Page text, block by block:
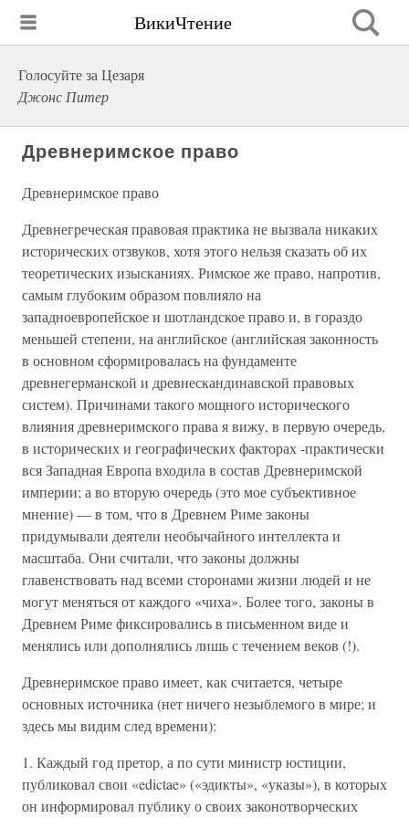
ВикиЧтение
Голосуйте за Цезаря
Джонс Питер
Древнеримское право
Древнеримское право
Древнегреческая правовая практика не вызвала никаких
исторических отзвуков, хотя этого нельзя сказать об их
теоретических изысканиях. Римское же право, напротив,
самым глубоким образом повлияло на
западноевропейское и шотландское право и, в гораздо
меньшей степени, на английское (английская законность
в основном сформировалась на фундаменте
древнегерманской и древнескандинавской правовых
систем). Причинами такого мощного исторического
влияния древнеримского права я вижу, в первую очередь,
в исторических и географических факторах -практически
вся Западная Европа входила в состав Древнеримской
империи; а во вторую очередь (это мое субъективное
мнение) — в том, что в Древнем Риме законы
придумывали деятели необычайного интеллекта и
масштаба. Они считали, что законы должны
главенствовать над всеми сторонами жизни людей и не
могут меняться от каждого «чиха». Более того, законы в
Древнем Риме фиксировались в письменном виде и
менялись или дополнялись лишь с течением веков (!).
Древнеримское право имеет, как считается, четыре
основных источника (нет ничего незыблемого в мире; и
здесь мы видим след времени):
1. Каждый год претор, а по сути министр юстиции,
публиковал свои «edictae» («эдикты», «указы»), в которых
он информировал публику о своих законотворческих